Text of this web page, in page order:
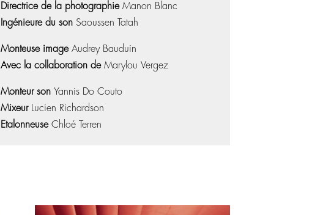
Directrice de la photographieManon Blanc
Ingénieure du sonSaoussen Tatah
Monteuse imageAudrey Bauduin
Avec la collaboration deMarylou Vergez
Monteur sonYannis Do Couto
MixeurLucien Richardson
EtalonneuseChloé Terren